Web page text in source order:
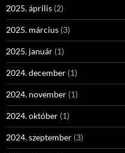
2025. április (2)
2025. március (3)
2025. január (1)
2024. december (1)
2024. november (1)
2024. október (1)
2024. szeptember (3)